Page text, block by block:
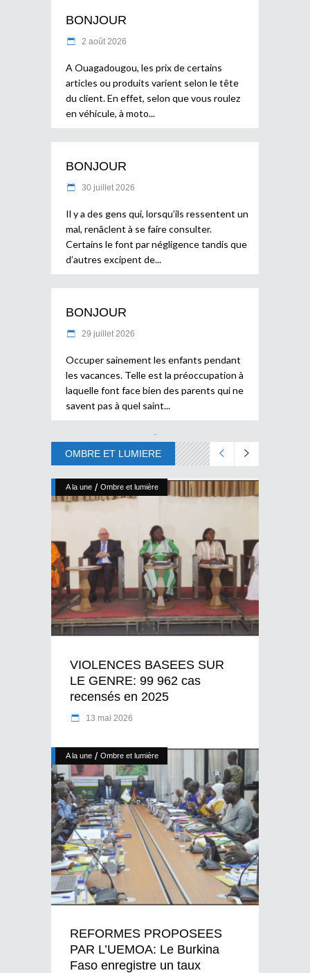
BONJOUR
2 août 2026
A Ouagadougou, les prix de certains
articles ou produits varient selon le tête
du client. En effet, selon que vous roulez
en véhicule, à moto
BONJOUR
30 juillet 2026
Il y a des gens qui, lorsqu’ils ressentent un
mal, renâclent à se faire consulter.
Certains le font par négligence tandis que
d’autres excipent de
BONJOUR
29 juillet 2026
Occuper sainement les enfants pendant
les vacances. Telle est la préoccupation à
laquelle font face bien des parents qui ne
savent pas à quel saint
OMBRE ET LUMIERE
A la une / Ombre et lumière
VIOLENCES BASEES SUR
LE GENRE: 99 962 cas
recensés en 2025
13 mai 2026
A la une / Ombre et lumière
REFORMES PROPOSEES
PAR L’UEMOA: Le Burkina
Faso enregistre un taux